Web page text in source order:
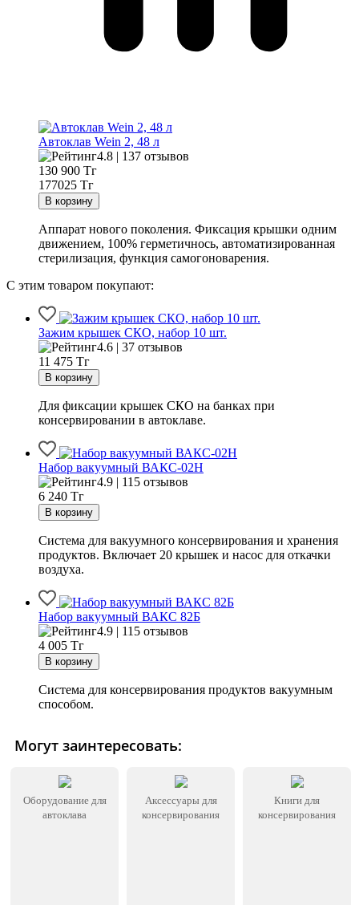
Автоклав Wein 2, 48 л
4.8 | 137 отзывов
130 900 Тг
177025 Тг
Аппарат нового поколения. Фиксация крышки одним
движением, 100% герметичнось, автоматизированная
стерилизация, функция самогоноварения.
С этим товаром покупают:
Зажим крышек СКО, набор 10 шт.
4.6 | 37 отзывов
11 475 Тг
Для фиксации крышек СКО на банках при
консервировании в автоклаве.
Набор вакуумный ВАКС-02Н
4.9 | 115 отзывов
6 240 Тг
Система для вакуумного консервирования и хранения
продуктов. Включает 20 крышек и насос для откачки
воздуха.
Набор вакуумный ВАКС 82Б
4.9 | 115 отзывов
4 005 Тг
Система для консервирования продуктов вакуумным
способом.
Могут заинтересовать:
Оборудование для
автоклава
Аксессуары для
консервирования
Книги для
консервирования